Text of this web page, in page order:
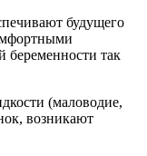
будущего
беременности так
(маловодие,
возникают